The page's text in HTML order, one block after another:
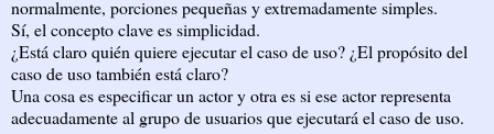
normalmente, porciones pequeñas y extremadamente simples.
Sí, el concepto clave es simplicidad.
¿Está claro quién quiere ejecutar el caso de uso? ¿El propósito del
caso de uso también está claro?
Una cosa es especificar un actor y otra es si ese actor representa
adecuadamente al grupo de usuarios que ejecutará el caso de uso.